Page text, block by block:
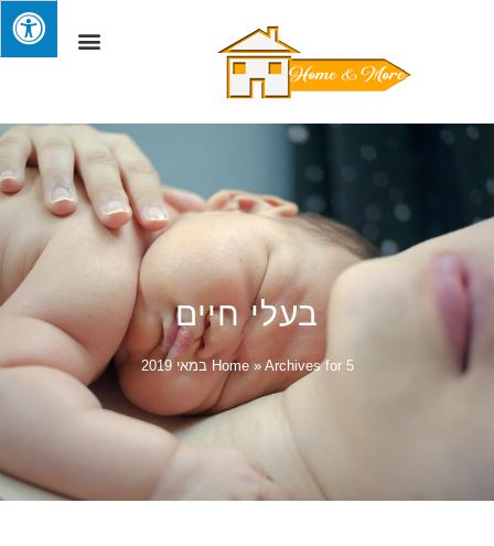
בעלי חיים
Home» Archives for 5 במאי 2019